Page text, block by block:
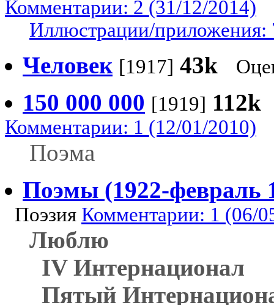
Комментарии: 2 (31/12/2014)
Иллюстрации/приложения:
Человек [1917] 43k
150 000 000 [1919] 112k
Комментарии: 1 (12/01/2010)
Поэма
Поэмы (1922-февраль
Поэзия Комментарии: 1 (06/
Люблю
IV Интернационал
Пятый